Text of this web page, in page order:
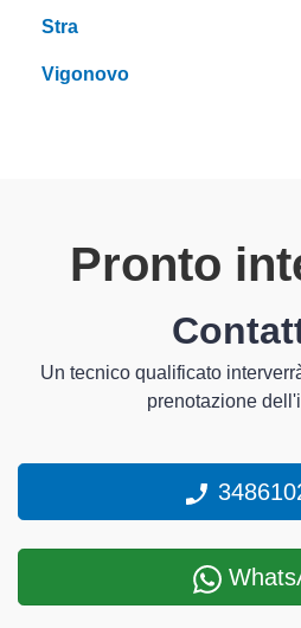
Stra
Vigonovo
Pronto
Un tecnico qualificato
prenotazione